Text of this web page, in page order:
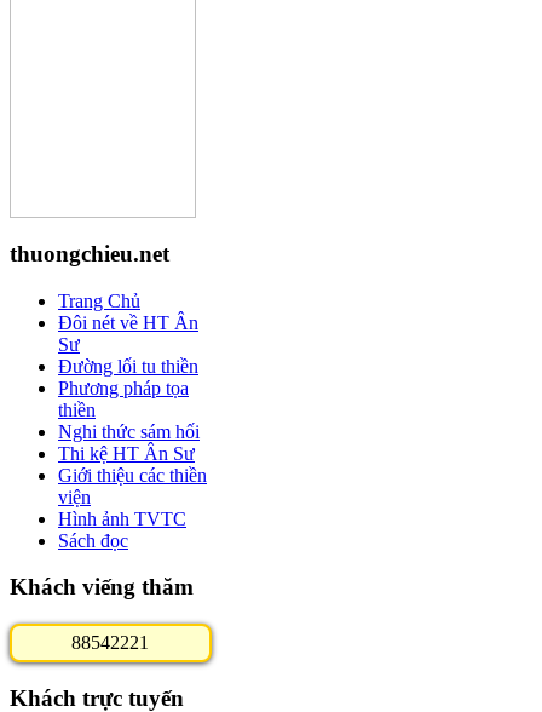
thuongchieu.net
Trang Chủ
Đôi nét về HT Ân
Sư
Đường lối tu thiền
Phương pháp tọa
thiền
Nghi thức sám hối
Thi kệ HT Ân Sư
Giới thiệu các thiền
viện
Hình ảnh TVTC
Sách đọc
Khách viếng thăm
88542221
Khách trực tuyến